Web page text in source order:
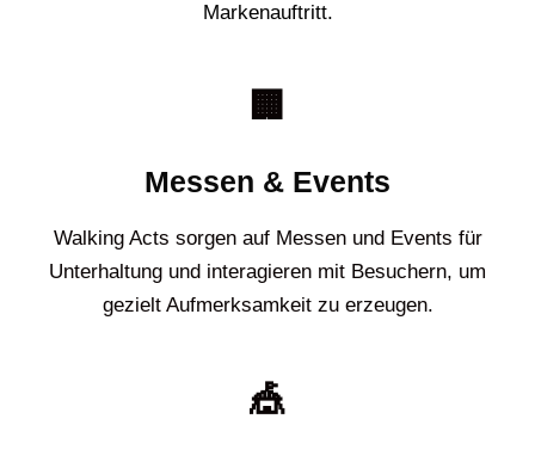
Markenauftritt.
🏢
Messen & Events
Walking Acts sorgen auf Messen und Events für
Unterhaltung und interagieren mit Besuchern, um
gezielt Aufmerksamkeit zu erzeugen.
🎪